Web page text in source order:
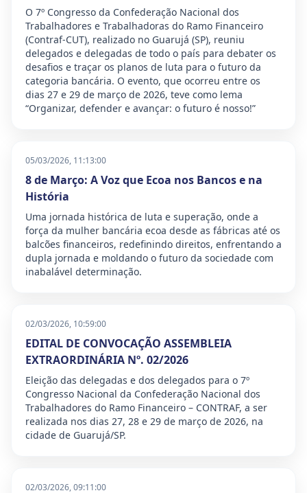
O 7º Congresso da Confederação Nacional dos
Trabalhadores e Trabalhadoras do Ramo Financeiro
(Contraf-CUT), realizado no Guarujá (SP), reuniu
delegados e delegadas de todo o país para debater os
desafios e traçar os planos de luta para o futuro da
categoria bancária. O evento, que ocorreu entre os
dias 27 e 29 de março de 2026, teve como lema
“Organizar, defender e avançar: o futuro é nosso!”
05/03/2026, 11:13:00
8 de Março: A Voz que Ecoa nos Bancos e na
História
Uma jornada histórica de luta e superação, onde a
força da mulher bancária ecoa desde as fábricas até os
balcões financeiros, redefinindo direitos, enfrentando a
dupla jornada e moldando o futuro da sociedade com
inabalável determinação.
02/03/2026, 10:59:00
EDITAL DE CONVOCAÇÃO ASSEMBLEIA
EXTRAORDINÁRIA Nº. 02/2026
Eleição das delegadas e dos delegados para o 7º
Congresso Nacional da Confederação Nacional dos
Trabalhadores do Ramo Financeiro – CONTRAF, a ser
realizada nos dias 27, 28 e 29 de março de 2026, na
cidade de Guarujá/SP.
02/03/2026, 09:11:00